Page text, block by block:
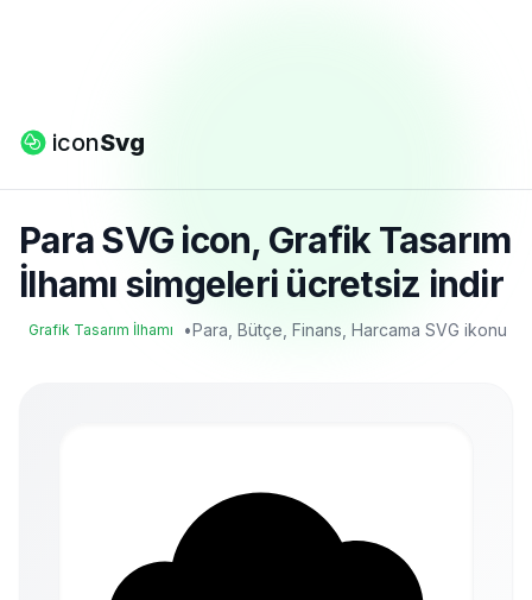
iconSvg
Para SVG icon, Grafik Tasarım
İlhamı simgeleri ücretsiz indir
Grafik Tasarım İlhamı •Para, Bütçe, Finans, Harcama SVG ikonu